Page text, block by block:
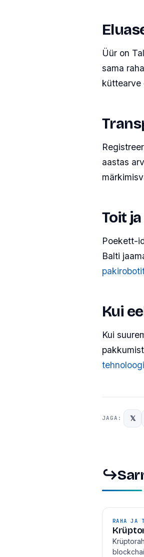
Üür on
sama
küttearve
aastas
Toit
Poekett-
Balti
Kui
Kui
JAGA: 𝕏
↪
RAHA JA